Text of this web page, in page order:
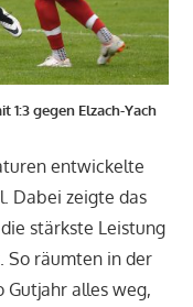
1:3 gegen Elzach-Yach
entwickelte
Dabei zeigte das
stärkste Leistung
So räumten in der
Gutjahr alles weg,